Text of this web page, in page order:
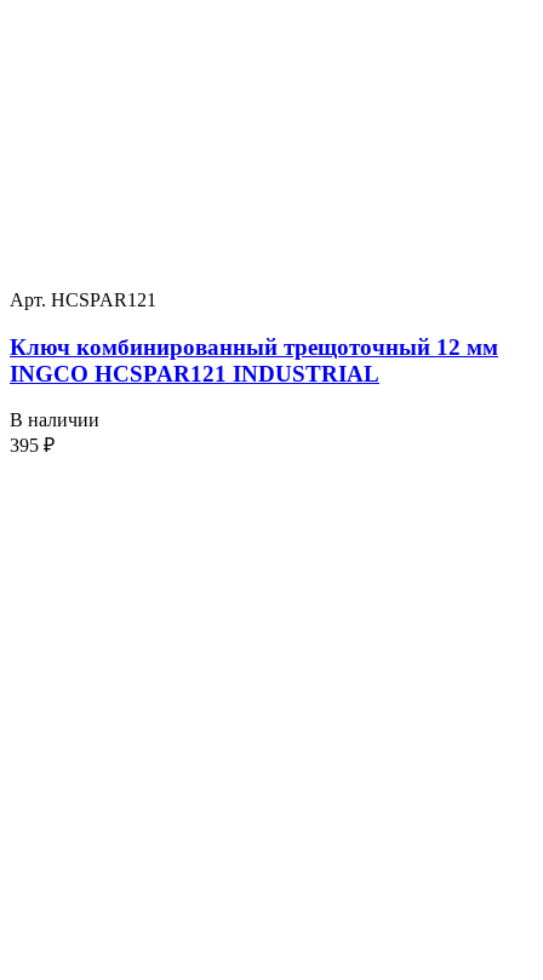
Арт. HCSPAR121
Ключ комбинированный трещоточный 12 мм
INGCO HCSPAR121 INDUSTRIAL
В наличии
395 ₽